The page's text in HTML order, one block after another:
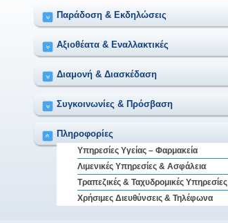
Παράδοση & Εκδηλώσεις
Αξιοθέατα & Eναλλακτικές
Διαμονή & Διασκέδαση
Συγκοινωνίες & Πρόσβαση
Πληροφορίες
Υπηρεσίες Υγείας – Φαρμακεία
Λιμενικές Υπηρεσίες & Ασφάλεια
Τραπεζικές & Ταχυδρομικές Υπηρεσίες
Χρήσιμες Διευθύνσεις & Τηλέφωνα